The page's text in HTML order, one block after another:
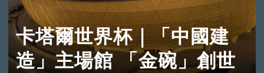
卡塔爾世界杯｜「中國建
造」主場館 「金碗」創世